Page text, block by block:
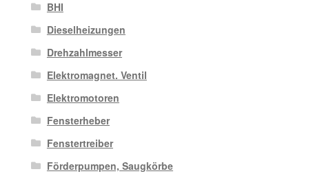
BHI
Dieselheizungen
Drehzahlmesser
Elektromagnet. Ventil
Elektromotoren
Fensterheber
Fenstertreiber
Förderpumpen, Saugkörbe